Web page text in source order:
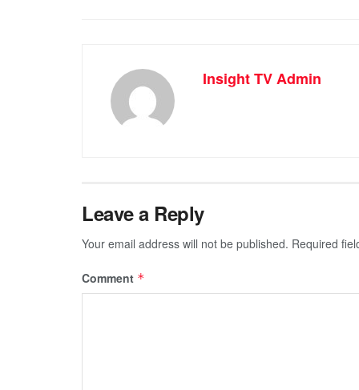
Insight TV Admin
Leave a Reply
Your email address will not be published. Required
Comment *